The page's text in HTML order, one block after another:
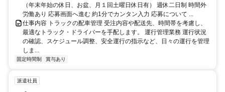
（年末年始の休日、お盆、月１回土曜日休日有） 週休二日制 時間外
労働あり 応募画面へ進む 約1分でカンタン入力 応募について ...
仕事内容 トラックの配車管理 受注内容や配送先、時間帯を考慮し、
最適なトラック・ドライバーを手配します。 運行管理業務 運行状況
の確認、スケジュール調整、安全運行の指示など、日々の運行を管理
しま...
固定時間制 賞与あり
派遣社員